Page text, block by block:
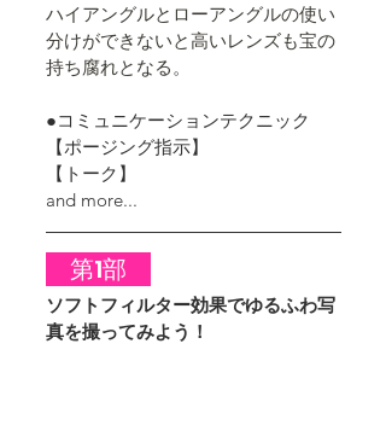
ハイアングルとローアングルの使い
分けができないと高いレンズも宝の
持ち腐れとなる。
●コミュニケーションテクニック
【ポージング指示】
【トーク】
and more...
第1部
ソフトフィルター効果でゆるふわ写
真を撮ってみよう！